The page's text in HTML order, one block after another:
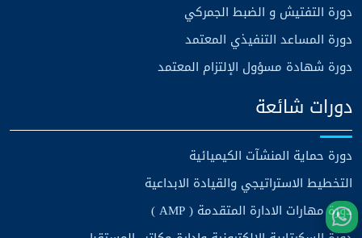
دورة التفتيش و الضبط الجمركي
دورة المساعد التنفيذي المعتمد
دورة شهادة مسؤول الإلتزام المعتمد
دورات شائعة
دورة حماية المنشآت الكيميائية
التخطيط الاستراتيجي والقيادة الابداعية
دورة مهارات الادارة المتقدمة ( AMP )